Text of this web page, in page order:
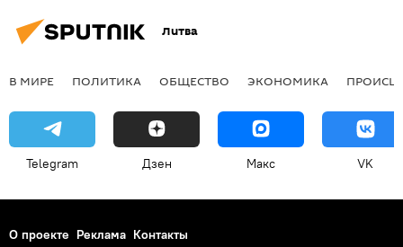
Литва
В МИРЕ ПОЛИТИКА ОБЩЕСТВО ЭКОНОМИКА
Telegram Дзен Макс VK
О проекте Реклама Контакты